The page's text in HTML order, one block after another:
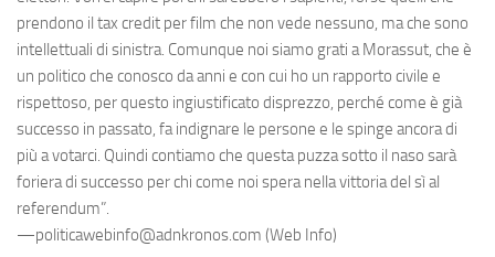
prendono il tax credit per film che non vede nessuno, ma che sono
intellettuali di sinistra. Comunque noi siamo grati a Morassut, che è
un politico che conosco da anni e con cui ho un rapporto civile e
rispettoso, per questo ingiustificato disprezzo, perché come è già
successo in passato, fa indignare le persone e le spinge ancora di
più a votarci. Quindi contiamo che questa puzza sotto il naso sarà
foriera di successo per chi come noi spera nella vittoria del sì al
referendum”.
—politicawebinfo@adnkronos.com (Web Info)